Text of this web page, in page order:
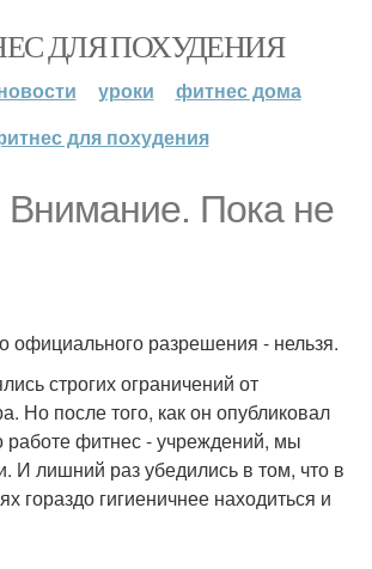
ДЛЯ ПОХУДЕНИЯ
уроки
фитнес дома
для похудения
Внимание. Пока не
официального разрешения - нельзя.
строгих ограничений от
Но после того, как он опубликовал
работе фитнес - учреждений, мы
И лишний раз убедились в том, что в
гораздо гигиеничнее находиться и